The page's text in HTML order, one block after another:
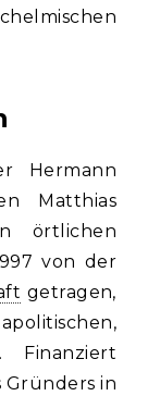
Hermann
Matthias
örtlichen
von der
getragen,
Finanziert
in